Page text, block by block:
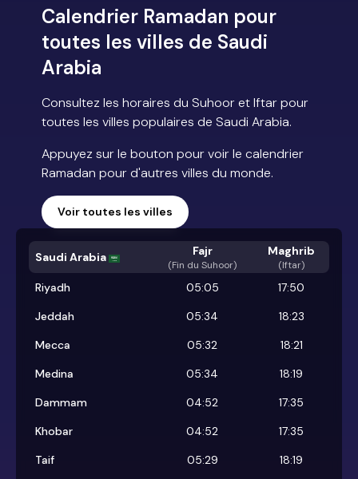
Calendrier Ramadan pour
toutes les villes de Saudi
Arabia
Consultez les horaires du Suhoor et Iftar pour
toutes les villes populaires de Saudi Arabia.
Appuyez sur le bouton pour voir le calendrier
Ramadan pour d'autres villes du monde.
Voir toutes les villes
Saudi Arabia Fajr
(Fin du Suhoor)
Maghrib
(Iftar)
Riyadh 05:05
17:50
Jeddah
05:34
18:23
Mecca
05:32
18:21
Medina
05:34
18:19
Dammam
04:52
17:35
Khobar
04:52
17:35
Taif
05:29
18:19